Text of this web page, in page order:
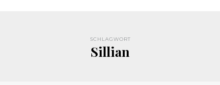
SCHLAGWORT
Sillian